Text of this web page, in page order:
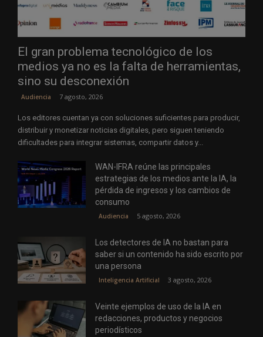
El gran problema tecnológico de los
medios ya no es la falta de herramientas,
sino su desconexión
Audiencia 7 agosto, 2026
Los editores cuentan ya con soluciones suficientes para producir,
distribuir y monetizar noticias digitales, pero siguen teniendo
dificultades para integrar sistemas, compartir datos y...
WAN-IFRA reúne las principales
estrategias de los medios ante la IA, la
pérdida de ingresos y los cambios de
consumo
Audiencia 5 agosto, 2026
Los detectores de IA no bastan para
saber si un contenido ha sido escrito por
una persona
Inteligencia Artificial 3 agosto, 2026
Veinte ejemplos de uso de la IA en
redacciones, productos y negocios
periodísticos